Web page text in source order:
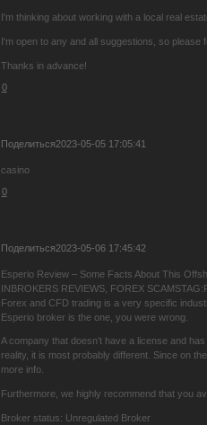
I'm thinking about working with a local real
I'm open to any and all suggestions, so
Thanks in advance!
0
Поделиться2023-05-05 17:05:41
casino
0
Поделиться2023-05-06 17:45:42
Esperio Review – Some Facts About This
INBROKERS REVIEWS, FOREX
Forex and CFD trading is a very specific
Esperio broker is the one, you were wrong.
A company that doesn’t have a license and
reality, it is most probably different. Since on
more info.
Furthermore, we highly recommend that you
Broker status: Unregulated Broker